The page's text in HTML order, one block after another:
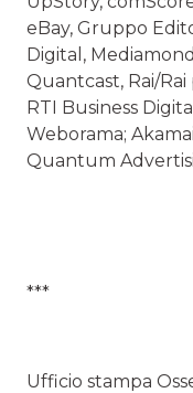
eBay, Gruppo
Digital,
Quantcast, Rai/
RTI Business
Weborama;
Quantum
***
Ufficio stampa